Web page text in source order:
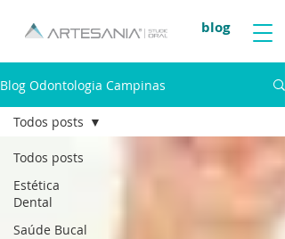
blog
Blog Odontologia Campinas
Todos posts
Estética
Dental
Saúde Bucal
Todos posts